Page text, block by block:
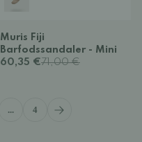
Muris Fiji
Barfodssandaler - Mini
60,35 €71,00 €
... 4